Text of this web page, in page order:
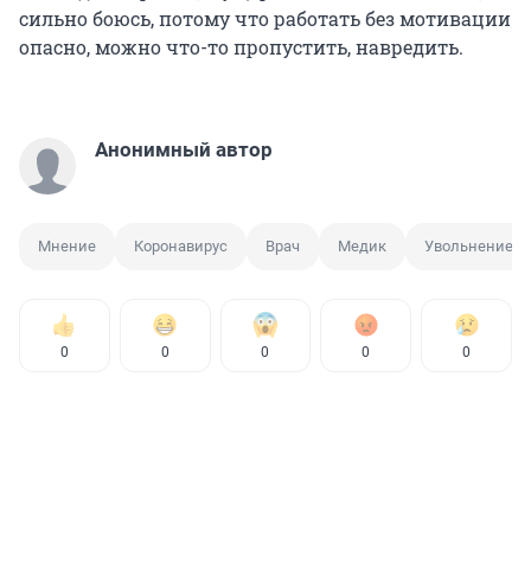
сильно боюсь, потому что работать без мотивации
опасно, можно что-то пропустить, навредить.
Анонимный автор
Мнение Коронавирус Врач Медик Увольнение
0 0 0 0 0